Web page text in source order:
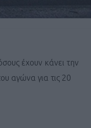
έχουν κάνει την
αγώνα για τις 20